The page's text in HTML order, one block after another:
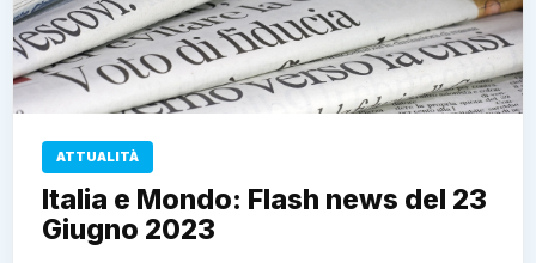
ATTUALITÀ
Italia e Mondo: Flash news del 23
Giugno 2023